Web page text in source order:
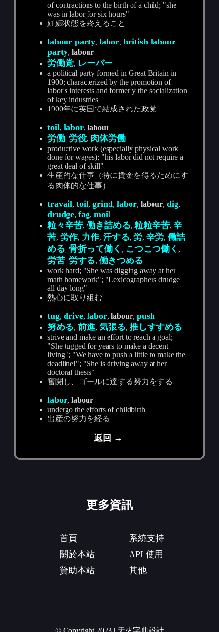
of contractions to the birth of a child; "she
was in labor for six hours"
妊娠状態を終えること
labour party,labor,british labour
party,labour
労働党, レーバー
a political party formed in Great Britain in
1900; characterized by the promotion of
labor's interests and formerly the socialization
of key industries
1900年に英国で結成された政党
toil,labor,labour
労働,労役, 肉体労働
productive work (especially physical work
done for wages); "his labor did not require a
great deal of skill"
生産的な仕事（特に賃金を得るためにす
る肉体的な仕事）
travail,toil,grind,labor,labour,dig,
drudge,fag,moil
粒々辛苦,働き詰める,粒粒辛苦,辛
苦,労作, 力作,汗する,労,辛労,働詰
める,骨折って働く , こつこつ働く ,
労苦,労する,働きつめる
work hard; "She was digging away at her
math homework"; "Lexicographers drudge
all day long"
熱心に取り組む
tug,drive,labor,labour,push
努める,前進,気張る,推しすすめる
strive and make an effort to reach a goal;
"She tugged for years to make a decent
living"; "We have to push a little to make the
deadline!"; "She is driving away at her
doctoral thesis"
奮闘し、ゴールに達する努力をする
labor,labour
undergo the efforts of childbirth
出産の努力を経る
返回 →
更多資訊
首頁
關於本站
贊助本站
系統支持
API 使用
其他
© Copyright 2023 | 天火字典設計